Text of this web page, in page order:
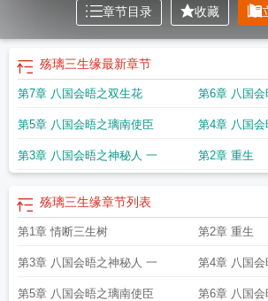
三世情缘三世殇三世情三世殇三世情凉 殇
三世殇离 洛儿殷三生三世琉璃殇简介三
缘若音墨风殇情浅三生三世枕上书番外三世情愿三
世情殇仙魔志三世离殇三世成殇第二世沐璃
章节目录 收藏
殇璃三生缘最新章节
第7章 八国会晤之双生花 第6章 八国
第5章 八国会晤之璃南使臣 第4章 八国
第3章 八国会晤之神秘人 一 第2章 重生
殇璃三生缘章节列表
第1章 情断三生树 第2章 重生
第3章 八国会晤之神秘人 一 第4章 八国
第5章 八国会晤之璃南使臣 第6章 八国